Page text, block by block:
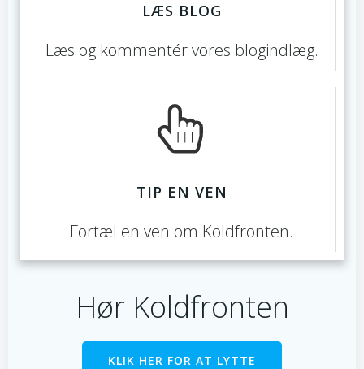
LÆS BLOG
Læs og kommentér vores blogindlæg.
TIP EN VEN
Fortæl en ven om Koldfronten.
Hør Koldfronten
KLIK HER FOR AT LYTTE